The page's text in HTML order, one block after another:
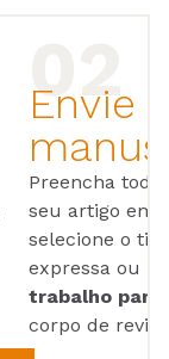
Envie
Preencha
seu artigo em
selecione o
expressa ou
trabalho para
corpo de